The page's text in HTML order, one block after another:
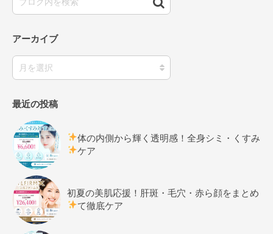
アーカイブ
最近の投稿
体の内側から輝く透明感！全身シミ・くすみ
ケア
初夏の美肌応援！肝斑・毛穴・赤ら顔をまとめ
て徹底ケア